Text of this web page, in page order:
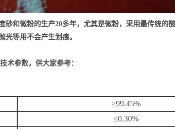
和微粉的生产20多年，尤其是微粉，采用最传统的
光等用不会产生划痕。
术参数，供大家参考：
≥99.45%
≤0.30%